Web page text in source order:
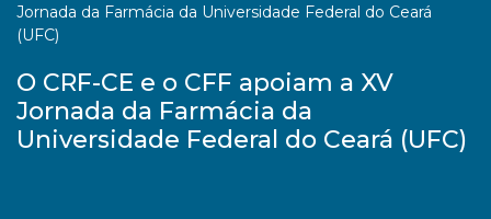
Jornada da Farmácia da Universidade Federal do Ceará
(UFC)
O CRF-CE e o CFF apoiam a XV
Jornada da Farmácia da
Universidade Federal do Ceará (UFC)